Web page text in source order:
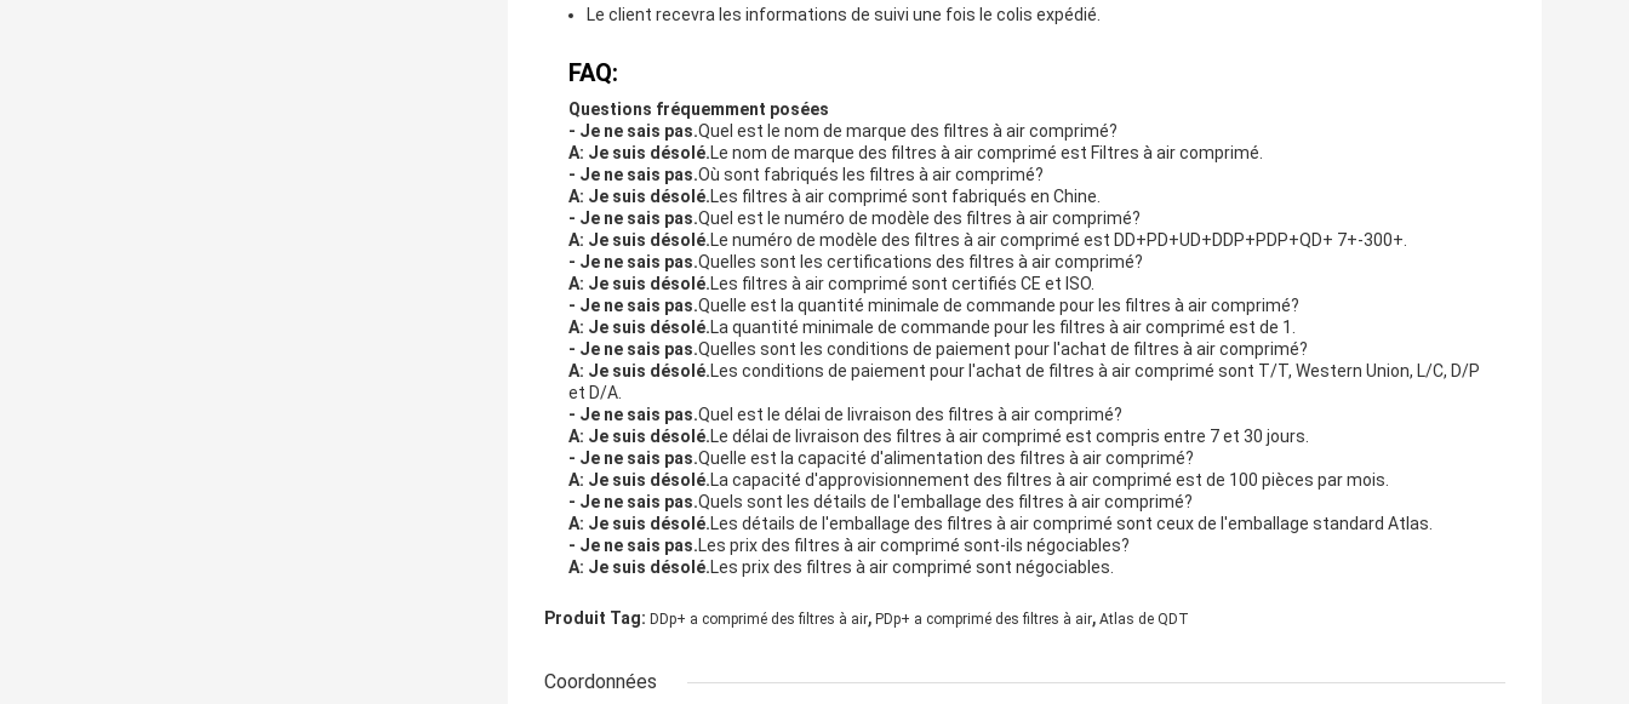
Le client recevra les informations de suivi une fois le colis expédié.
FAQ:
Questions fréquemment posées
- Je ne sais pas.Quel est le nom de marque des filtres à air comprimé?
A: Je suis désolé.Le nom de marque des filtres à air comprimé est Filtres à air comprimé.
- Je ne sais pas.Où sont fabriqués les filtres à air comprimé?
A: Je suis désolé.Les filtres à air comprimé sont fabriqués en Chine.
- Je ne sais pas.Quel est le numéro de modèle des filtres à air comprimé?
A: Je suis désolé.Le numéro de modèle des filtres à air comprimé est DD+PD+UD+DDP+PDP+QD+ 7+-300+.
- Je ne sais pas.Quelles sont les certifications des filtres à air comprimé?
A: Je suis désolé.Les filtres à air comprimé sont certifiés CE et ISO.
- Je ne sais pas.Quelle est la quantité minimale de commande pour les filtres à air comprimé?
A: Je suis désolé.La quantité minimale de commande pour les filtres à air comprimé est de 1.
- Je ne sais pas.Quelles sont les conditions de paiement pour l'achat de filtres à air comprimé?
A: Je suis désolé.Les conditions de paiement pour l'achat de filtres à air comprimé sont T/T, Western Union, L/C, D/P
et D/A.
- Je ne sais pas.Quel est le délai de livraison des filtres à air comprimé?
A: Je suis désolé.Le délai de livraison des filtres à air comprimé est compris entre 7 et 30 jours.
- Je ne sais pas.Quelle est la capacité d'alimentation des filtres à air comprimé?
A: Je suis désolé.La capacité d'approvisionnement des filtres à air comprimé est de 100 pièces par mois.
- Je ne sais pas.Quels sont les détails de l'emballage des filtres à air comprimé?
A: Je suis désolé.Les détails de l'emballage des filtres à air comprimé sont ceux de l'emballage standard Atlas.
- Je ne sais pas.Les prix des filtres à air comprimé sont-ils négociables?
A: Je suis désolé.Les prix des filtres à air comprimé sont négociables.
Produit Tag: DDp+ a comprimé des filtres à air, PDp+ a comprimé des filtres à air, Atlas de QDT
Coordonnées